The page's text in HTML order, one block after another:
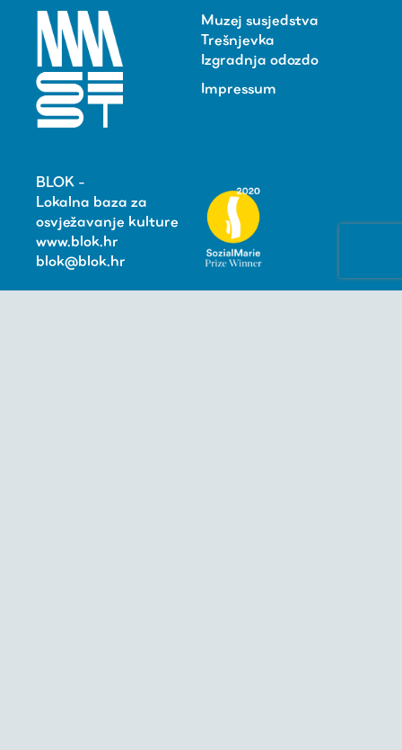
Muzej susjedstva
Trešnjevka
Izgradnja odozdo
Impressum
BLOK -
Lokalna baza za
osvježavanje kulture
www.blok.hr
blok@blok.hr